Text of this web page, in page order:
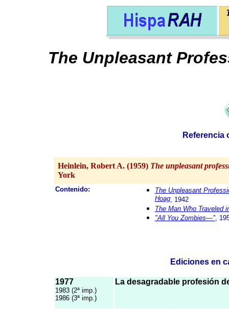
The Unpleasant
Referencia
Heinlein, Robert A. (1959) The unpleasant
York
Contenido: The Unpleasant
Hoag, 1942
The Man Who Traveled
"All You Zombies—",
Ediciones en
1977
1983 (2ª imp.)
1986 (3ª imp.)
La desagradable profesión